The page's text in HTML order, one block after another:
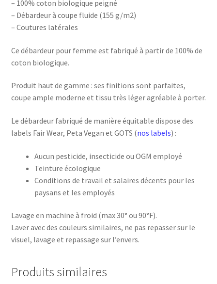
– 100% coton biologique peigné
– Débardeur à coupe fluide (155 g/m2)
– Coutures latérales
Ce débardeur pour femme est fabriqué à partir de 100% de
coton biologique.
Produit haut de gamme : ses finitions sont parfaites,
coupe ample moderne et tissu très léger agréable à porter.
Le débardeur fabriqué de manière équitable dispose des
labels Fair Wear, Peta Vegan et GOTS (nos labels) :
Aucun pesticide, insecticide ou OGM employé
Teinture écologique
Conditions de travail et salaires décents pour les
paysans et les employés
Lavage en machine à froid (max 30° ou 90°F).
Laver avec des couleurs similaires, ne pas repasser sur le
visuel, lavage et repassage sur l’envers.
Produits similaires